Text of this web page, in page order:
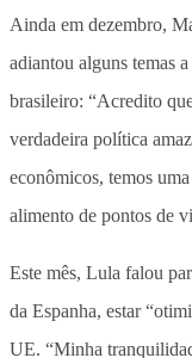
Ainda em dezembro,
adiantou alguns temas
brasileiro: “Acredito
verdadeira política
econômicos, temos
alimento de pontos de
Este mês, Lula falou
da Espanha, estar
UE. “Minha